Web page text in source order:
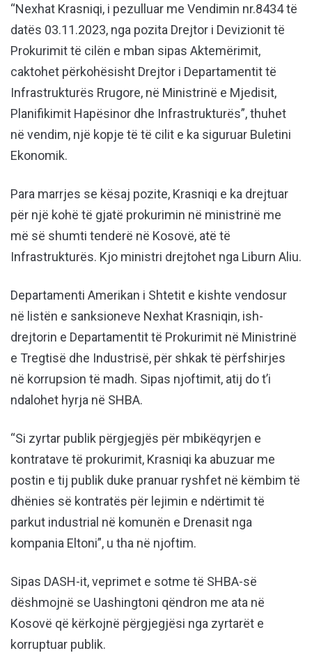
“Nexhat Krasniqi, i pezulluar me Vendimin nr.8434 të
datës 03.11.2023, nga pozita Drejtor i Devizionit të
Prokurimit të cilën e mban sipas Aktemërimit,
caktohet përkohësisht Drejtor i Departamentit të
Infrastrukturës Rrugore, në Ministrinë e Mjedisit,
Planifikimit Hapësinor dhe Infrastrukturës”, thuhet
në vendim, një kopje të të cilit e ka siguruar Buletini
Ekonomik.
Para marrjes se kësaj pozite, Krasniqi e ka drejtuar
për një kohë të gjatë prokurimin në ministrinë me
më së shumti tenderë në Kosovë, atë të
Infrastrukturës. Kjo ministri drejtohet nga Liburn Aliu.
Departamenti Amerikan i Shtetit e kishte vendosur
në listën e sanksioneve Nexhat Krasniqin, ish-
drejtorin e Departamentit të Prokurimit në Ministrinë
e Tregtisë dhe Industrisë, për shkak të përfshirjes
në korrupsion të madh. Sipas njoftimit, atij do t’i
ndalohet hyrja në SHBA.
“Si zyrtar publik përgjegjës për mbikëqyrjen e
kontratave të prokurimit, Krasniqi ka abuzuar me
postin e tij publik duke pranuar ryshfet në këmbim të
dhënies së kontratës për lejimin e ndërtimit të
parkut industrial në komunën e Drenasit nga
kompania Eltoni”, u tha në njoftim.
Sipas DASH-it, veprimet e sotme të SHBA-së
dëshmojnë se Uashingtoni qëndron me ata në
Kosovë që kërkojnë përgjegjësi nga zyrtarët e
korruptuar publik.